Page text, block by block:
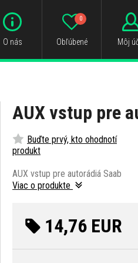
O nás Obľúbené
0
Môj
AUX vstup pre
Buďte prvý, kto ohodnotí
produkt
AUX vstup pre autorádiá Saab
Viac o produkte
14,76 EUR